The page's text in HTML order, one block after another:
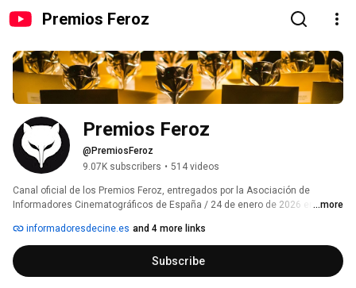
Premios Feroz
Premios Feroz
@PremiosFeroz
9.07K subscribers • 514 videos
Canal oficial de los Premios Feroz, entregados por la Asociación de
Informadores Cinematográficos de España / 24 de enero de 2026 en ...more
informadoresdecine.es and 4 more links
Subscribe